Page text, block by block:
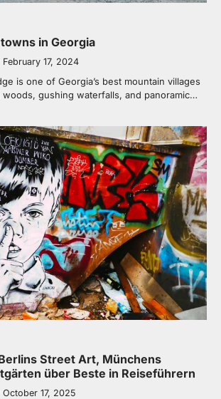
in Georgia
February 17, 2024
is one of Georgia’s best mountain villages
woods, gushing waterfalls, and panoramic…
Street Art, Münchens
über Beste in Reiseführern
October 17, 2025